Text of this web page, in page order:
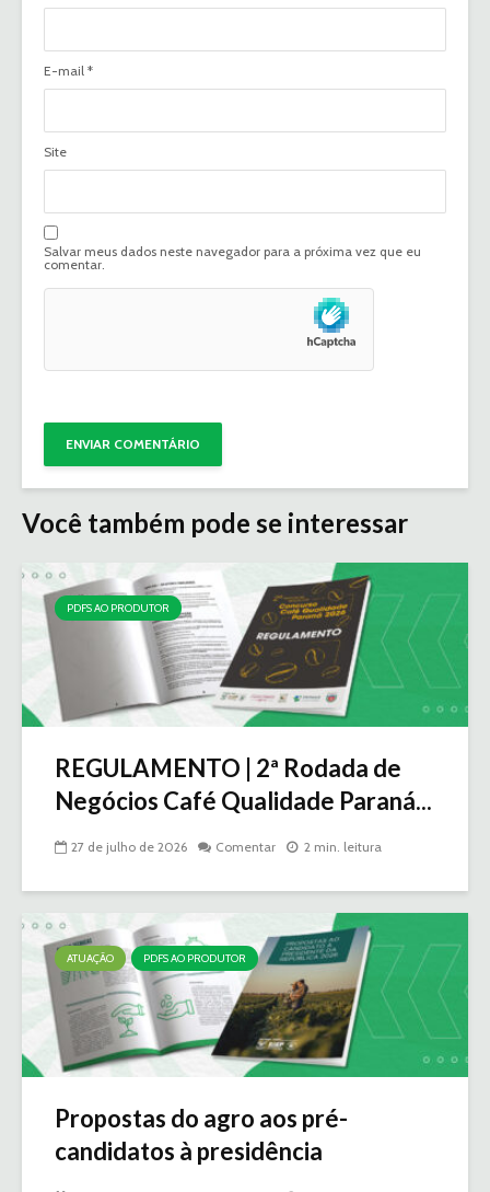
E-mail *
Site
Salvar meus dados neste navegador para a próxima vez que eu
comentar.
Você também pode se interessar
PDFS AO PRODUTOR
REGULAMENTO | 2ª Rodada de
Negócios Café Qualidade Paraná...
27 de julho de 2026 Comentar 2 min. leitura
ATUAÇÃO PDFS AO PRODUTOR
Propostas do agro aos pré-
candidatos à presidência